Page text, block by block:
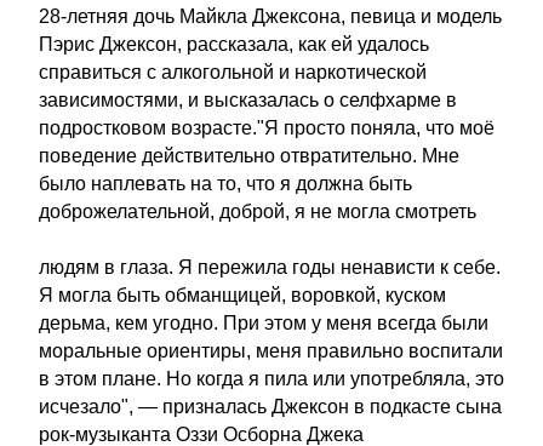
28-летняя дочь Майкла Джексона, певица и модель
Пэрис Джексон, рассказала, как ей удалось
справиться с алкогольной и наркотической
зависимостями, и высказалась о селфхарме в
подростковом возрасте."Я просто поняла, что моё
поведение действительно отвратительно. Мне
было наплевать на то, что я должна быть
доброжелательной, доброй, я не могла смотреть
людям в глаза. Я пережила годы ненависти к себе.
Я могла быть обманщицей, воровкой, куском
дерьма, кем угодно. При этом у меня всегда были
моральные ориентиры, меня правильно воспитали
в этом плане. Но когда я пила или употребляла, это
исчезало", — призналась Джексон в подкасте сына
рок-музыканта Оззи Осборна Джека